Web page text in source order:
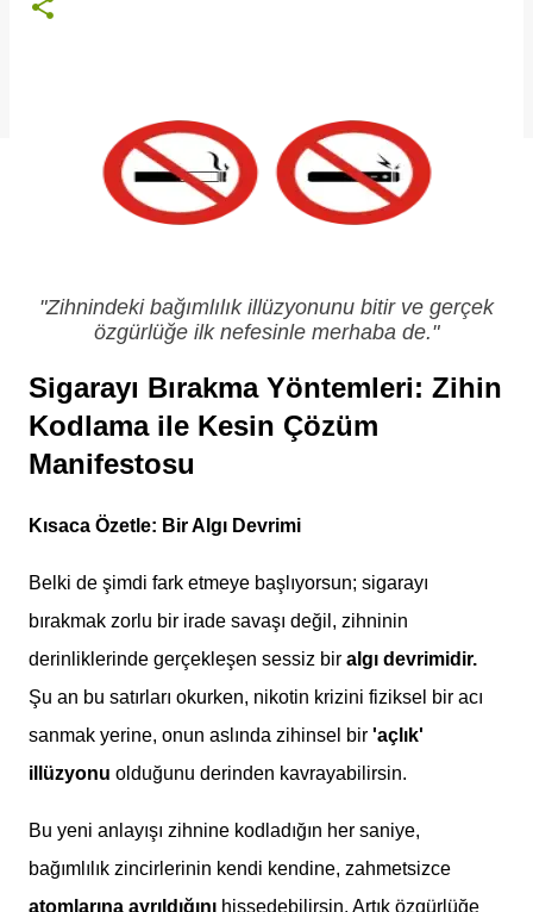
"Zihnindeki bağımlılık illüzyonunu bitir ve gerçek
özgürlüğe ilk nefesinle merhaba de."
Sigarayı Bırakma Yöntemleri: Zihin
Kodlama ile Kesin Çözüm
Manifestosu
Kısaca Özetle: Bir Algı Devrimi
Belki de şimdi fark etmeye başlıyorsun; sigarayı
bırakmak zorlu bir irade savaşı değil, zihninin
derinliklerinde gerçekleşen sessiz bir algı devrimidir.
Şu an bu satırları okurken, nikotin krizini fiziksel bir acı
sanmak yerine, onun aslında zihinsel bir 'açlık'
illüzyonu olduğunu derinden kavrayabilirsin.
Bu yeni anlayışı zihnine kodladığın her saniye,
bağımlılık zincirlerinin kendi kendine, zahmetsizce
atomlarına ayrıldığını hissedebilirsin. Artık özgürlüğe